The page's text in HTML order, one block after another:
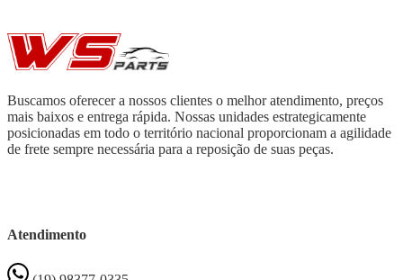
Buscamos oferecer a nossos clientes o melhor atendimento, preços
mais baixos e entrega rápida. Nossas unidades estrategicamente
posicionadas em todo o território nacional proporcionam a agilidade
de frete sempre necessária para a reposição de suas peças.
Atendimento